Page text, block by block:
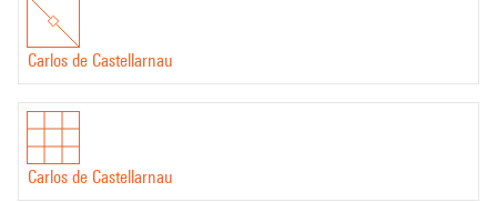
Carlos de Castellarnau
Carlos de Castellarnau